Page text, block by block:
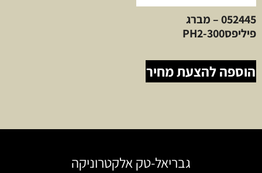
052445 – מברג
פיליפסPH2-300
הוספה להצעת מחיר
גבריאל-טק אלקטרוניקה